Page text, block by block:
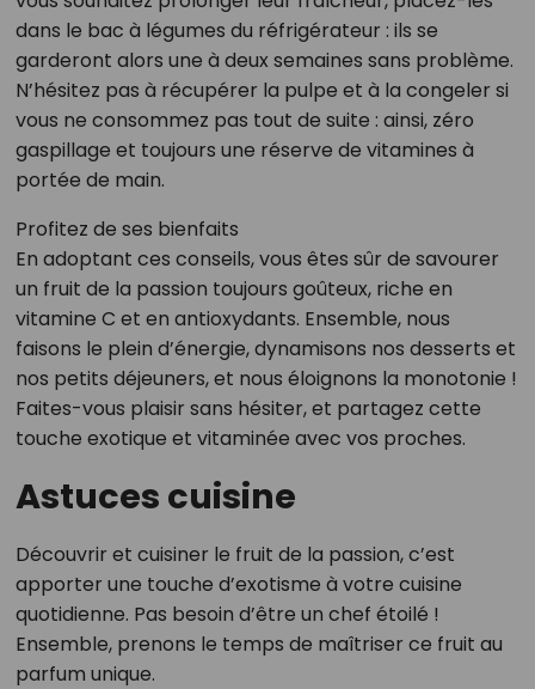
dans le bac à légumes du réfrigérateur : ils se
garderont alors une à deux semaines sans problème.
N’hésitez pas à récupérer la pulpe et à la congeler si
vous ne consommez pas tout de suite : ainsi, zéro
gaspillage et toujours une réserve de vitamines à
portée de main.
Profitez de ses bienfaits
En adoptant ces conseils, vous êtes sûr de savourer
un fruit de la passion toujours goûteux, riche en
vitamine C et en antioxydants. Ensemble, nous
faisons le plein d’énergie, dynamisons nos desserts et
nos petits déjeuners, et nous éloignons la monotonie !
Faites-vous plaisir sans hésiter, et partagez cette
touche exotique et vitaminée avec vos proches.
Astuces cuisine
Découvrir et cuisiner le fruit de la passion, c’est
apporter une touche d’exotisme à votre cuisine
quotidienne. Pas besoin d’être un chef étoilé !
Ensemble, prenons le temps de maîtriser ce fruit au
parfum unique.